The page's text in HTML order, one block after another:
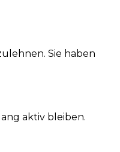
Sie haben
aktiv bleiben.